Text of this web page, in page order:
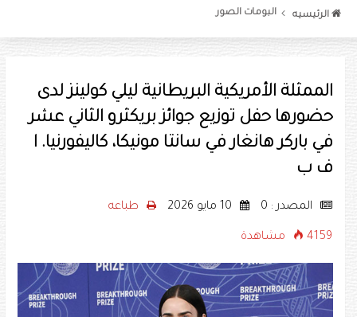
الرئيسيه البومات الصور
الممثلة الأمريكية البريطانية ليلي كولينز لدى
حضورها حفل توزيع جوائز بريكثرو الثاني عشر
في باركر هانغار في سانتا مونيكا، كاليفورنيا. ا
ف ب
المصدر : 0 طباعه
4159 مشاهدة